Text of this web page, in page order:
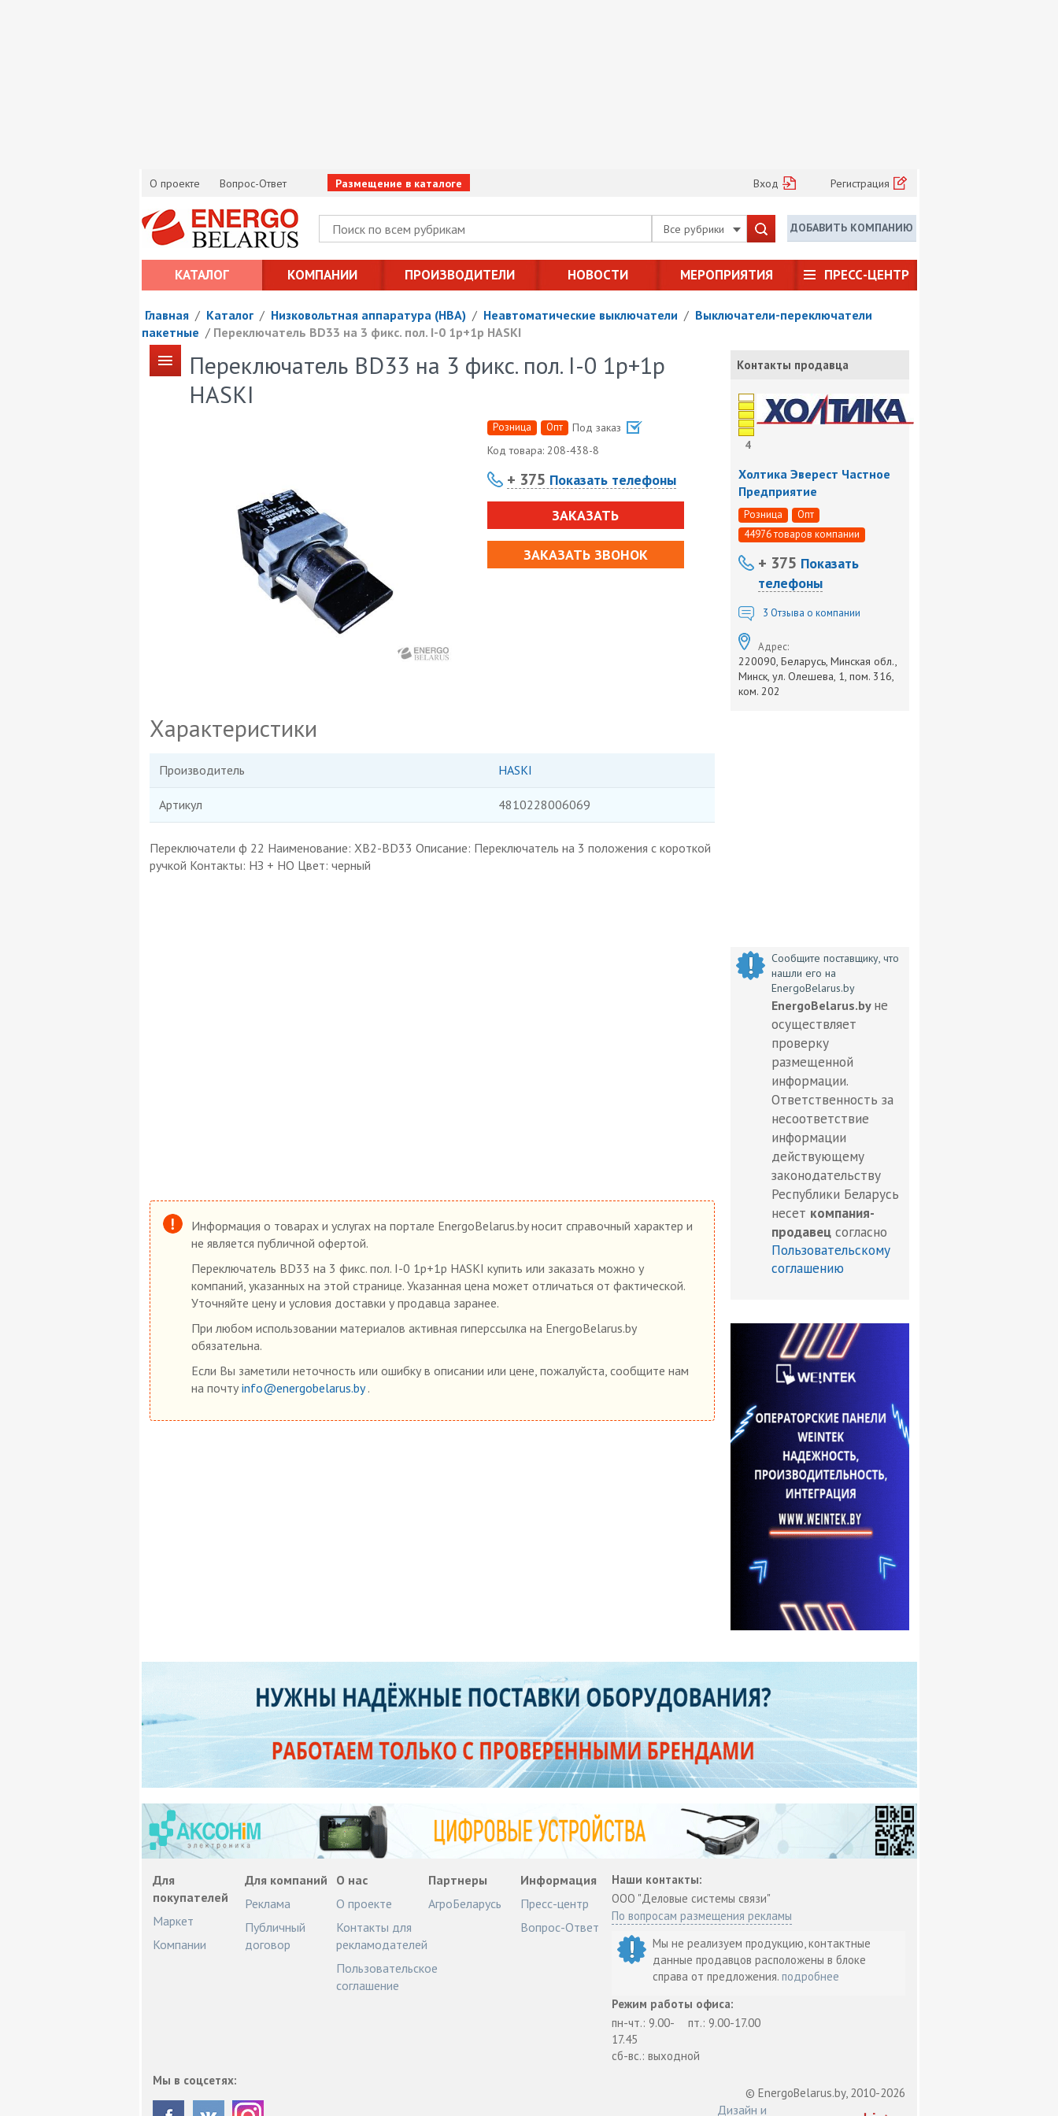
О проекте Вопрос-Ответ Размещение в каталоге Вход Регистрация
Все рубрики ДОБАВИТЬ КОМПАНИЮ
КАТАЛОГ КОМПАНИИ ПРОИЗВОДИТЕЛИ НОВОСТИ МЕРОПРИЯТИЯ ПРЕСС-ЦЕНТР
Главная / Каталог / Низковольтная аппаратура (НВА) / Неавтоматические выключатели / Выключатели-переключатели
пакетные / Переключатель BD33 на 3 фикс. пол. I-0 1р+1р HASKI
Переключатель BD33 на 3 фикс. пол. I-0 1р+1р
HASKI
Розница Опт
Под заказ
Код товара: 208-438-8
+ 375 Показать телефоны
ЗАКАЗАТЬ
ЗАКАЗАТЬ ЗВОНОК
Характеристики
Производитель HASKI
Артикул 4810228006069
Переключатели ф 22 Наименование: XB2-BD33 Описание: Переключатель на 3 положения с короткой
ручкой Контакты: НЗ + НО Цвет: черный
Контакты продавца
4
Холтика Эверест Частное
Предприятие
Розница
Опт
44976 товаров компании
+ 375 Показать
телефоны
3 Отзыва о компании
Адрес:
220090, Беларусь, Минская обл.,
Минск, ул. Олешева, 1, пом. 316,
ком. 202
Сообщите поставщику, что
нашли его на
EnergoBelarus.by
EnergoBelarus.by не
осуществляет
проверку
размещенной
информации.
Ответственность за
несоответствие
информации
действующему
законодательству
Республики Беларусь
несет компания-
продавец согласно
Пользовательскому
соглашению
Информация о товарах и услугах на портале EnergoBelarus.by носит справочный характер и
не является публичной офертой.
Переключатель BD33 на 3 фикс. пол. I-0 1р+1р HASKI купить или заказать можно у
компаний, указанных на этой странице. Указанная цена может отличаться от фактической.
Уточняйте цену и условия доставки у продавца заранее.
При любом использовании материалов активная гиперссылка на EnergoBelarus.by
обязательна.
Если Вы заметили неточность или ошибку в описании или цене, пожалуйста, сообщите нам
на почту info@energobelarus.by.
Для
покупателей
Маркет
Компании
Для компаний
Реклама
Публичный
договор
О нас
О проекте
Контакты для
рекламодателей
Пользовательское
соглашение
Партнеры
АгроБеларусь
Информация
Пресс-центр
Вопрос-Ответ
Наши контакты:
ООО "Деловые системы связи"
По вопросам размещения рекламы
Мы не реализуем продукцию, контактные
данные продавцов расположены в блоке
справа от предложения.подробнее
Режим работы офиса:
пн-чт.: 9.00-
17.45
пт.: 9.00-17.00
сб-вс.: выходной
Мы в соцсетях:
© EnergoBelarus.by, 2010-2026
Дизайн и